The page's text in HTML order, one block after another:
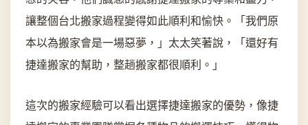
讓整個台北搬家過程變得如此順利和愉快。「我們原
本以為搬家會是一場惡夢，」太太笑著說，「還好有
捷達搬家的幫助，整趟搬家都很順利。」
這次的搬家經驗可以看出選擇捷達搬家的優勢，像捷